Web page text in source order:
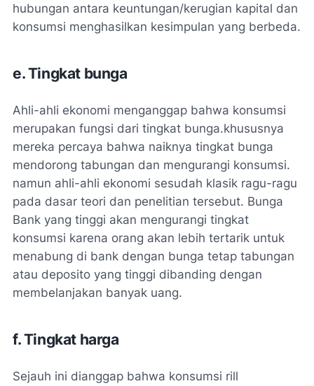
hubungan antara keuntungan/kerugian kapital dan
konsumsi menghasilkan kesimpulan yang berbeda.
e. Tingkat bunga
Ahli-ahli ekonomi menganggap bahwa konsumsi
merupakan fungsi dari tingkat bunga.khususnya
mereka percaya bahwa naiknya tingkat bunga
mendorong tabungan dan mengurangi konsumsi.
namun ahli-ahli ekonomi sesudah klasik ragu-ragu
pada dasar teori dan penelitian tersebut. Bunga
Bank yang tinggi akan mengurangi tingkat
konsumsi karena orang akan lebih tertarik untuk
menabung di bank dengan bunga tetap tabungan
atau deposito yang tinggi dibanding dengan
membelanjakan banyak uang.
f. Tingkat harga
Sejauh ini dianggap bahwa konsumsi rill